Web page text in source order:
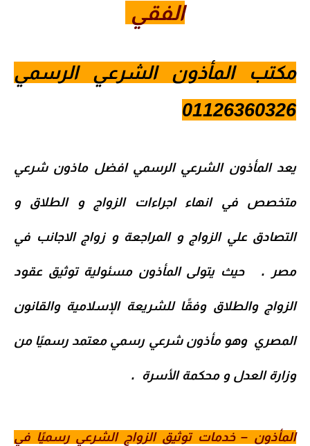
الفقي
مكتب المأذون الشرعي الرسمي
01126360326
يعد المأذون الشرعي الرسمي افضل ماذون شرعي
متخصص في انهاء اجراءات الزواج و الطلاق و
التصادق علي الزواج و المراجعة و زواج الاجانب في
مصر . حيث يتولى المأذون مسئولية توثيق عقود
الزواج والطلاق وفقًا للشريعة الإسلامية والقانون
المصري وهو مأذون شرعي رسمي معتمد رسميًا من
وزارة العدل و محكمة الأسرة .
المأذون – خدمات توثيق الزواج الشرعي رسميًا في